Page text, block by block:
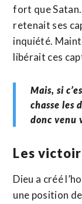
fort que Satan.
retenait ses
inquiété.
libérait ces
Mais, si
chasse les
donc venu
Les
Dieu a créé
une position